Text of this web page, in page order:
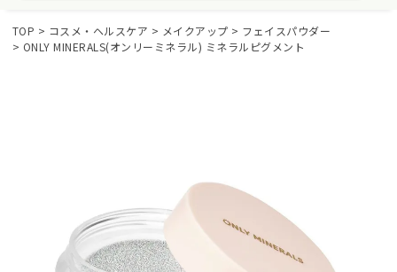
TOP コスメ・ヘルスケア メイクアップ
フェイスパウダー
ONLY MINERALS(オンリーミネラル) ミネラルピグメント